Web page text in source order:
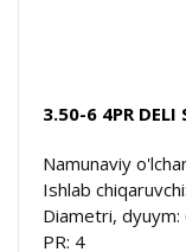
3.50-6 4PR DELI
Namunaviy
Ishlab
Diametri, dyuym:
PR: 4